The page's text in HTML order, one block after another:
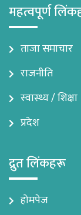
महत्वपूर्ण
ताजा समाचार
राजनीति
स्वास्थ्य / शिक्षा
प्रदेश
द्रुत लिंकहरू
होमपेज